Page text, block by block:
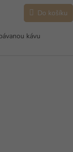
Do košíku
kávu